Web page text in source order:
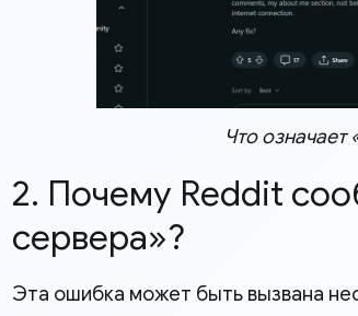
Что
2. Почему Reddit
сервера»?
Эта ошибка может быть вызвана